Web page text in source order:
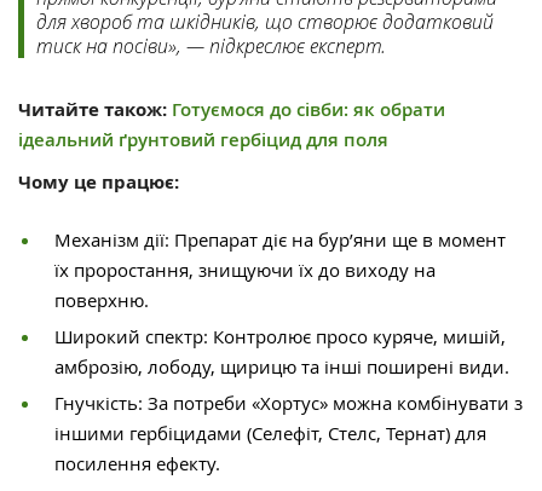
для хвороб та шкідників, що створює додатковий
тиск на посіви», — підкреслює експерт.
Читайте також: Готуємося до сівби: як обрати
ідеальний ґрунтовий гербіцид для поля
Чому це працює:
Механізм дії: Препарат діє на бур’яни ще в момент
їх проростання, знищуючи їх до виходу на
поверхню.
Широкий спектр: Контролює просо куряче, мишій,
амброзію, лободу, щирицю та інші поширені види.
Гнучкість: За потреби «Хортус» можна комбінувати з
іншими гербіцидами (Селефіт, Стелс, Тернат) для
посилення ефекту.